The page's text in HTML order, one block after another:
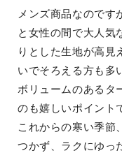
メンズ商品なのです
と女性の間で大人気
りとした生地が高見
いでそろえる方も多
ボリュームのあるタ
のも嬉しいポイント
これからの寒い季節
つかず、ラクにゆっ